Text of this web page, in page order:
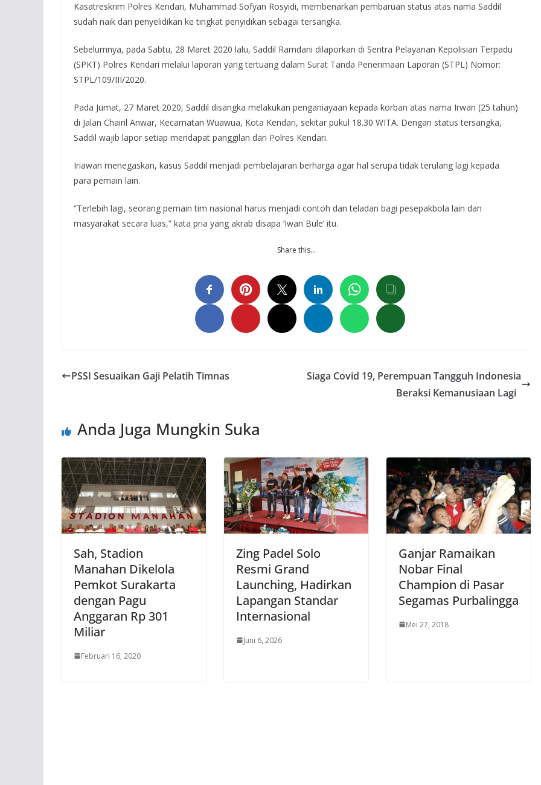
Kasatreskrim Polres Kendari, Muhammad Sofyan Rosyidi, membenarkan pembaruan status atas nama Saddil
sudah naik dari penyelidikan ke tingkat penyidikan sebagai tersangka.
Sebelumnya, pada Sabtu, 28 Maret 2020 lalu, Saddil Ramdani dilaporkan di Sentra Pelayanan Kepolisian Terpadu
(SPKT) Polres Kendari melalui laporan yang tertuang dalam Surat Tanda Penerimaan Laporan (STPL) Nomor:
STPL/109/III/2020.
Pada Jumat, 27 Maret 2020, Saddil disangka melakukan penganiayaan kepada korban atas nama Irwan (25 tahun)
di Jalan Chairil Anwar, Kecamatan Wuawua, Kota Kendari, sekitar pukul 18.30 WITA. Dengan status tersangka,
Saddil wajib lapor setiap mendapat panggilan dari Polres Kendari.
Iriawan menegaskan, kasus Saddil menjadi pembelajaran berharga agar hal serupa tidak terulang lagi kepada
para pemain lain.
“Terlebih lagi, seorang pemain tim nasional harus menjadi contoh dan teladan bagi pesepakbola lain dan
masyarakat secara luas,” kata pria yang akrab disapa ‘Iwan Bule’ itu.
Share this…
PSSI Sesuaikan Gaji Pelatih Timnas
Siaga Covid 19, Perempuan Tangguh Indonesia
Beraksi Kemanusiaan Lagi
Anda Juga Mungkin Suka
Sah, Stadion
Manahan Dikelola
Pemkot Surakarta
dengan Pagu
Anggaran Rp 301
Miliar
Februari 16, 2020
Zing Padel Solo
Resmi Grand
Launching, Hadirkan
Lapangan Standar
Internasional
Juni 6, 2026
Ganjar Ramaikan
Nobar Final
Champion di Pasar
Segamas Purbalingga
Mei 27, 2018